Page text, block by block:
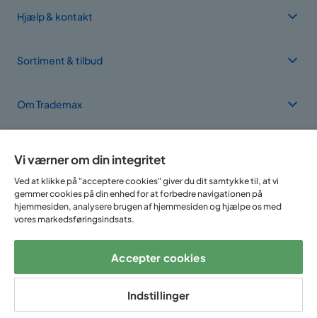
Hjælp & kontakt
Sortiment & tilbud
Om Trademax
Vi findes i flere forskellige lande
Følg os på:
Vi værner om din integritet
Ved at klikke på "acceptere cookies" giver du dit samtykke til, at vi
gemmer cookies på din enhed for at forbedre navigationen på
hjemmesiden, analysere brugen af hjemmesiden og hjælpe os med
vores markedsføringsindsats.
Accepter cookies
Indstillinger